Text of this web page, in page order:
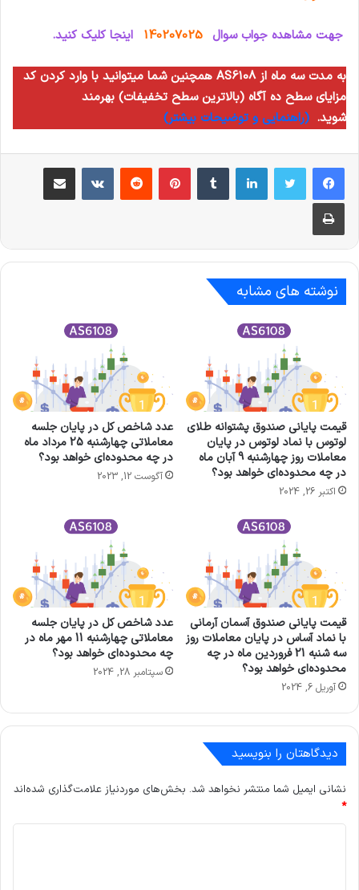
جهت مشاهده جواب سوال 140207025 اینجا کلیک کنید.
همچنین شما میتوانید با وارد کردن کد AS6108 به مدت سه ماه از
مزایای سطح ده آگاه (بالاترین سطح تخفیفات) بهرمند
شوید. (راهنمایی و توضیحات بیشتر)
لینکدین ‫تامبلر ‫پین‌ترست‫رددیت ‫VKontakteاشتراک گذاری از طریق ایمیل
چاپ
نوشته های مشابه
قیمت پایانی صندوق پشتوانه طلای
لوتوس با نماد لوتوس در پایان
معاملات روز چهارشنبه 9 آبان ماه
در چه محدوده‌ای خواهد بود؟
اکتبر 26, 2024
عدد شاخص کل در پایان جلسه
معاملاتی چهارشنبه 25 مرداد ماه
در چه محدوده‌ای خواهد بود؟
آگوست 12, 2023
قیمت پایانی صندوق آسمان آرماني
با نماد آساس در پایان معاملات روز
سه شنبه 21 فروردین ماه در چه
محدوده‌ای خواهد بود؟
آوریل 6, 2024
عدد شاخص کل در پایان جلسه
معاملاتی چهارشنبه 11 مهر ماه در
چه محدوده‌ای خواهد بود؟​
سپتامبر 28, 2024
دیدگاهتان را بنویسید
نشانی ایمیل شما منتشر نخواهد شد. بخش‌های موردنیاز علامت‌گذاری شده‌اند
*